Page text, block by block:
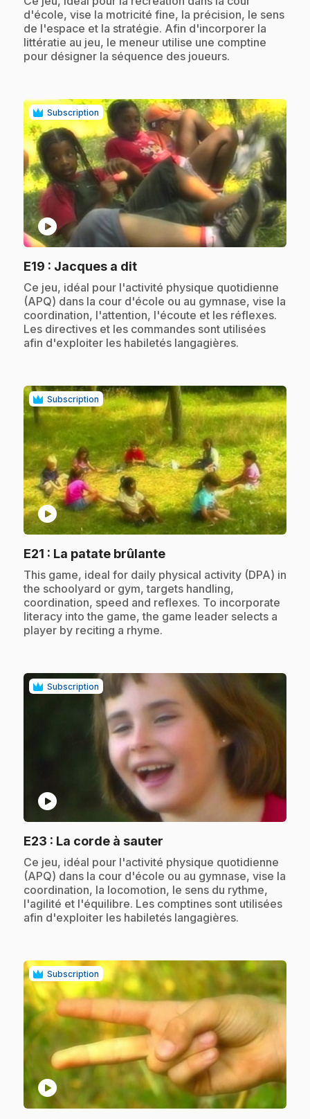
d'école, vise la motricité fine, la précision, le sens
de l'espace et la stratégie. Afin d'incorporer la
littératie au jeu, le meneur utilise une comptine
pour désigner la séquence des joueurs.
Subscription
play_circle
E19 : Jacques a dit.
.Ce jeu, idéal pour l'activité physique quotidienne
(APQ) dans la cour d'école ou au gymnase, vise la
coordination, l'attention, l'écoute et les réflexes.
Les directives et les commandes sont utilisées
afin d'exploiter les habiletés langagières.
Subscription
play_circle
E21 : La patate brûlante.
.This game, ideal for daily physical activity (DPA) in
the schoolyard or gym, targets handling,
coordination, speed and reflexes. To incorporate
literacy into the game, the game leader selects a
player by reciting a rhyme.
Subscription
play_circle
E23 : La corde à sauter
.Ce jeu, idéal pour l'activité physique quotidienne
(APQ) dans la cour d'école ou au gymnase, vise la
coordination, la locomotion, le sens du rythme,
l'agilité et l'équilibre. Les comptines sont utilisées
afin d'exploiter les habiletés langagières.
Subscription
play_circle